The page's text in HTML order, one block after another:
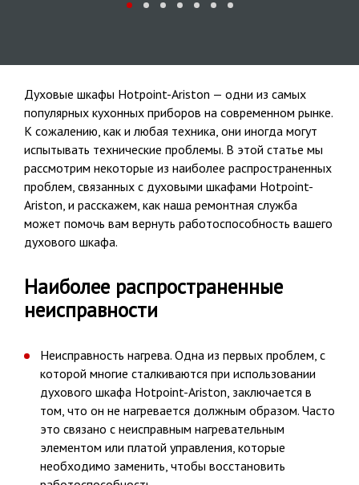
Духовые шкафы Hotpoint-Ariston — одни из самых
популярных кухонных приборов на современном рынке.
К сожалению, как и любая техника, они иногда могут
испытывать технические проблемы. В этой статье мы
рассмотрим некоторые из наиболее распространенных
проблем, связанных с духовыми шкафами Hotpoint-
Ariston, и расскажем, как наша ремонтная служба
может помочь вам вернуть работоспособность вашего
духового шкафа.
Наиболее распространенные
неисправности
Неисправность нагрева. Одна из первых проблем, с
которой многие сталкиваются при использовании
духового шкафа Hotpoint-Ariston, заключается в
том, что он не нагревается должным образом. Часто
это связано с неисправным нагревательным
элементом или платой управления, которые
необходимо заменить, чтобы восстановить